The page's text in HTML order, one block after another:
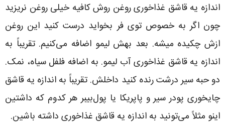
اندازه یه قاشق غذاخوری روغن روش کافیه خیلی روغن نریزید
چون اگر به خصوص توی فر بخواید درست کنید این روغن
ازش چکیده میشه. بعد بهش لیمو اضافه می‌کنیم. تقریباً به
اندازه یه قاشق غذاخوری آب لیمو. به اضافه فلفل سیاه، نمک.
دو حبه سیر درشت رنده کنید داخلش. تقریباً به اندازه یه قاشق
چایخوری پودر سیر و پاپریکا یا پول‌بیبر هر کدوم که داشتین
اینو مثلاً می‌تونید به اندازه یه قاشق غذاخوری داشته باشین.